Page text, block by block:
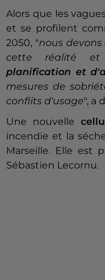
Alors que les
et se profilent
2050, "nous
cette réalité
planification et
mesures de
conflits d'usage", a
Une nouvelle
incendie et la
Marseille. Elle est
Sébastien Lecornu.